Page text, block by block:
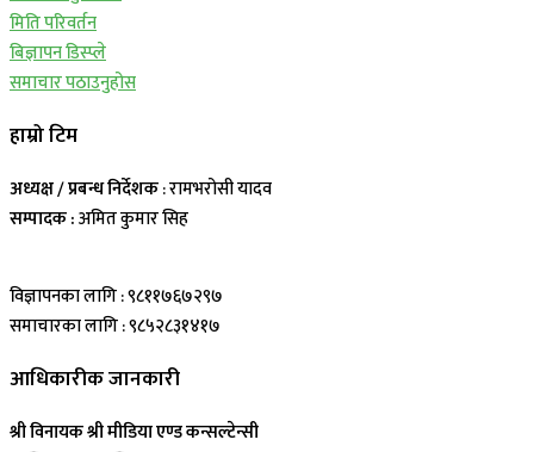
मिति परिवर्तन
बिज्ञापन डिस्प्ले
समाचार पठाउनुहोस
हाम्रो टिम
अध्यक्ष / प्रबन्ध निर्देशक: रामभरोसी यादव
सम्पादक :अमित कुमार सिह
विज्ञापनका लागि : ९८११७६७२९७
समाचारका लागि : ९८५२८३१४१७
आधिकारीक जानकारी
श्री विनायक श्री मीडिया एण्ड कन्सल्टेन्सी